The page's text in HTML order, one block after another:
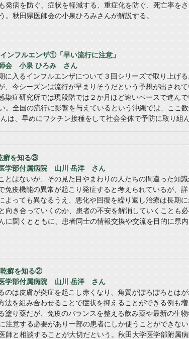
発病を防ぐ、症状を軽減する、重症化を防ぐ、死亡率を
秋田県医師会の小泉ひろみさんが解説する。
ンフルエンザ①「早い流行に注意」
師会 小泉 ひろみ さん
に入るインフルエンザについて３回シリーズで取り上げ
、今シーズンは流行が早まりそうだという予想が出され
染症研究所では現段階では２か月ほど速いペースで進ん
。全国の流行に影響を与えているという沖縄では、ここ
は、早めにワクチン接種をして社会全体で予防に取り組
癬を知る③
医学部付属病院 山川 岳洋 さん
とはないが、その見た目やまわりの人たちの間違った知
免疫機能の異常が起こり発症すると考えられているが、
よっても異なるうえ、悪化や回復を繰り返し治療は長期
向き合っていくのか、患者の不安を解消していくことも
に聞くとともに、患者同士の情報交換や交流を目的に県
乾癬を知る②
医学部付属病院 山川 岳洋 さん
のは皮膚が炎症を起こし赤くなり、角質がぽろぽろとは
法を組み合わせることで症状を抑えることができる例も
塗り薬だが、免疫のバランスを整える飲み薬や最新の生
注意する必要があり一部の患者にしか使うことができな
師と相談することが大切だという。秋田大学医学部附属